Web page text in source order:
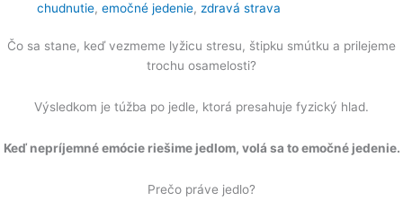
chudnutie,emočné jedenie, zdravá strava
Čo sa stane, keď vezmeme lyžicu stresu, štipku smútku a prilejeme
trochu osamelosti?
Výsledkom je túžba po jedle, ktorá presahuje fyzický hlad.
Keď nepríjemné emócie riešime jedlom, volá sa to emočné jedenie.
Prečo práve jedlo?